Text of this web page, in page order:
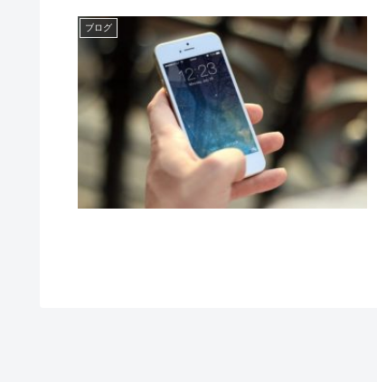
ブログ